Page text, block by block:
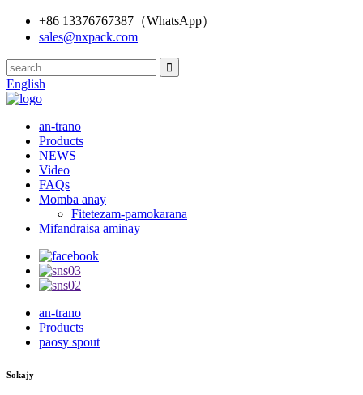
+86 13376767387（WhatsApp）
sales@nxpack.com
English
an-trano
Products
NEWS
Video
FAQs
Momba anay
Fitetezam-pamokarana
Mifandraisa aminay
an-trano
Products
paosy spout
Sokajy